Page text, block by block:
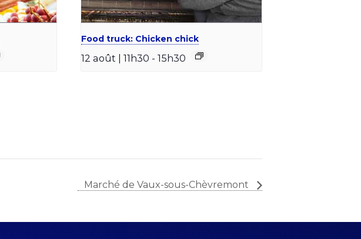
Food truck: Chicken chick
12 août | 11h30 - 15h30
Marché de Vaux-sous-Chèvremont